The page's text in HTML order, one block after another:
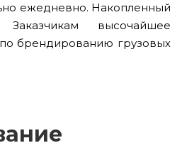
ежедневно. Накопленный
Заказчикам высочайшее
брендированию грузовых